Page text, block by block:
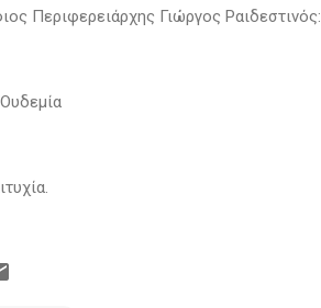
Περιφερειάρχης Γιώργος Ραιδεστινός: